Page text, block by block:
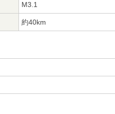
M3.1
約40km